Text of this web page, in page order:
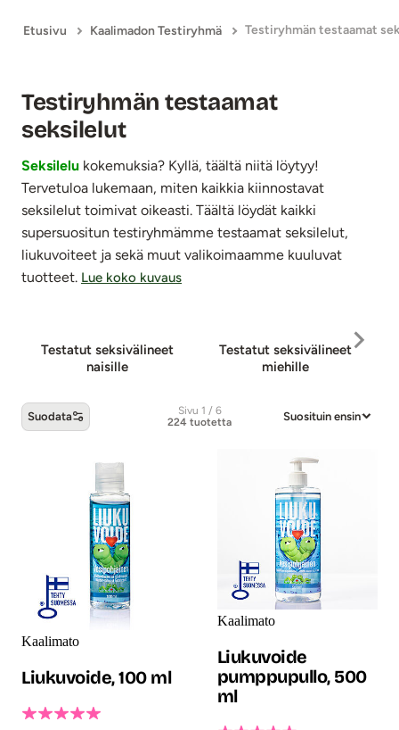
Etusivu Kaalimadon Testiryhmä Testiryhmän testaamat
Testiryhmän testaamat
seksilelut
Seksilelu kokemuksia? Kyllä, täältä niitä löytyy!
Tervetuloa lukemaan, miten kaikkia kiinnostavat
seksilelut toimivat oikeasti. Täältä löydät kaikki
supersuositun testiryhmämme testaamat seksilelut,
liukuvoiteet ja sekä muut valikoimaamme kuuluvat
tuotteet. Lue koko kuvaus
Testatut sek­si­vä­li­neet
nai­sil­le
Testatut se­ksi­vä­li­neet
miehille
Suodata
Sivu 1 / 6
224 tuotetta
Suosituin ensin
Testiryhmän testaamat seksilelut -
Kaalimato
Liukuvoide, 100 ml
Kaalimato
Liukuvoide
pumppupullo, 500
ml